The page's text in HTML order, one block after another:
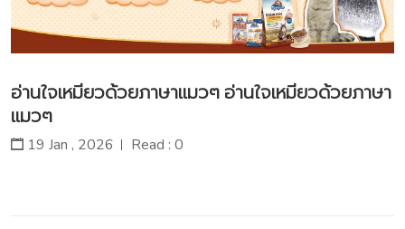
อ่านใจเหมียวด้วยภาษาแมวๆ อ่านใจเหมียวด้วยภาษา
แมวๆ
19 Jan , 2026 Read : 0